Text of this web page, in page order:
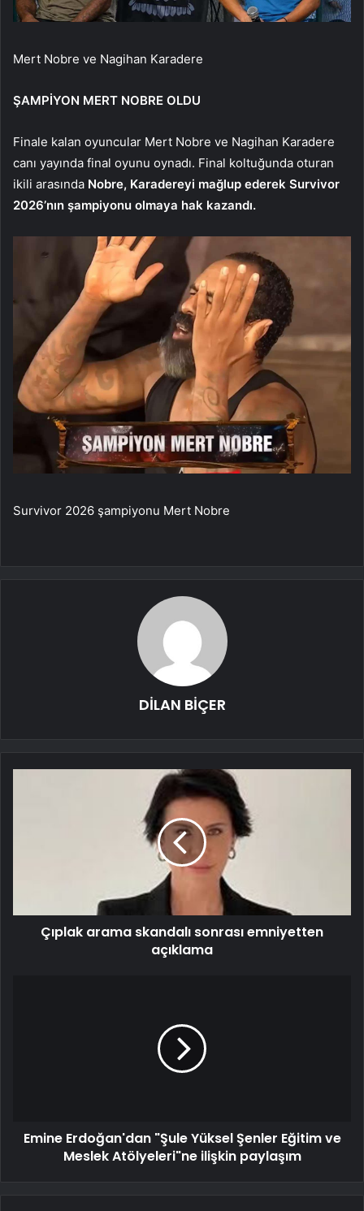
Mert Nobre ve Nagihan Karadere
ŞAMPİYON MERT NOBRE OLDU
Finale kalan oyuncular Mert Nobre ve Nagihan Karadere
canı yayında final oyunu oynadı. Final koltuğunda oturan
ikili arasında Nobre, Karadereyi mağlup ederek Survivor
2026’nın şampiyonu olmaya hak kazandı.
Survivor 2026 şampiyonu Mert Nobre
DİLAN BİÇER
Çıplak arama skandalı sonrası emniyetten
açıklama
Emine Erdoğan'dan "Şule Yüksel Şenler Eğitim ve
Meslek Atölyeleri"ne ilişkin paylaşım